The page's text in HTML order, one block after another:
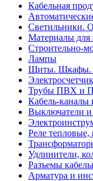
Кабельная
Светильники.
Материалы для
Строительно-
Лампы
Щиты. Шкафы.
Трубы ПВХ и
Кабель-каналы
Выключатели и
Реле тепловые,
Удлинители,
Разъемы
Арматура и